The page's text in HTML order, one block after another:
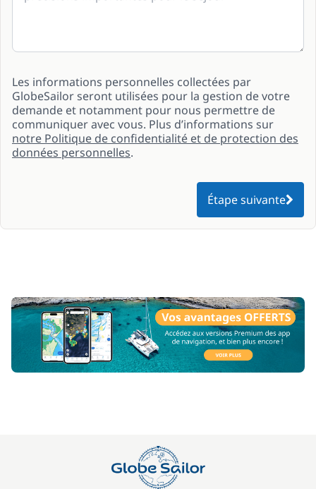
Les informations personnelles collectées par
GlobeSailor seront utilisées pour la gestion de votre
demande et notamment pour nous permettre de
communiquer avec vous. Plus d’informations sur
notre Politique de confidentialité et de protection des
données personnelles.
Étape suivante